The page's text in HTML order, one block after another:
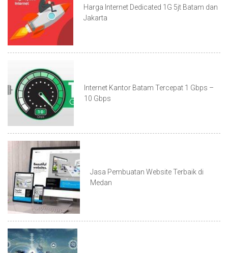
Harga Internet Dedicated 1G 5jt Batam dan
Jakarta
Internet Kantor Batam Tercepat 1 Gbps –
10 Gbps
Jasa Pembuatan Website Terbaik di
Medan